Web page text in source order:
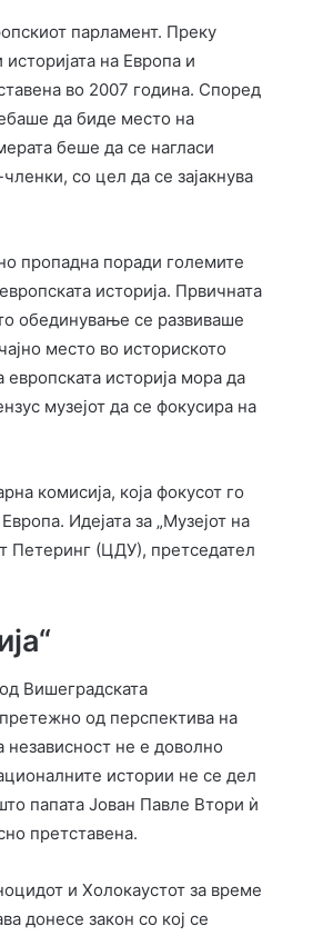
парламент. Преку
на Европа и
во 2007 година. Според
да биде место на
беше да се нагласи
со цел да се зајакнува
пропадна поради големите
историја. Првичната
обединување се развиваше
место во историското
историја мора да
музејот да се фокусира на
комисија, која фокусот го
Идејата за „Музејот на
Петеринг (ЦДУ), претседател
Вишеградската
од перспектива на
независност не е доволно
истории не се дел
папата Јован Павле Втори ѝ
претставена.
и Холокаустот за време
донесе закон со кој се